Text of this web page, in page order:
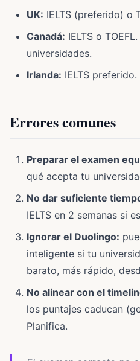
UK: IELTS (preferido) o
Canadá: IELTS o
universidades.
Irlanda: IELTS preferido.
Errores comunes
Preparar el examen
qué acepta tu
No dar suficiente
IELTS en 2 semanas si
Ignorar el Duolingo:
inteligente si tu
barato, más rápido,
No alinear con el
los puntajes caducan
Planifica.